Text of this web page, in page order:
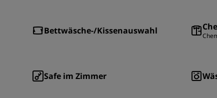
Bettwäsche-/Kissenauswahl
Safe im Zimmer